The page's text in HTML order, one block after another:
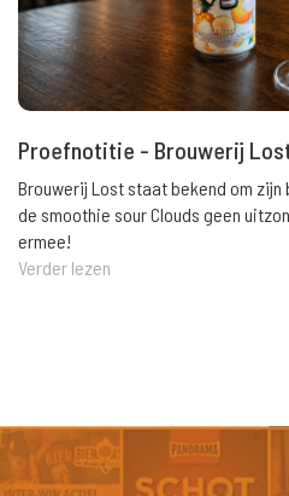
Proefnotitie - Brouwerij
Brouwerij Lost staat bekend om
de smoothie sour Clouds geen
ermee!
Verder lezen